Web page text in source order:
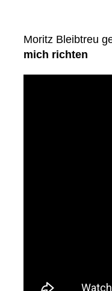
Moritz Bleibtreu
mich richten